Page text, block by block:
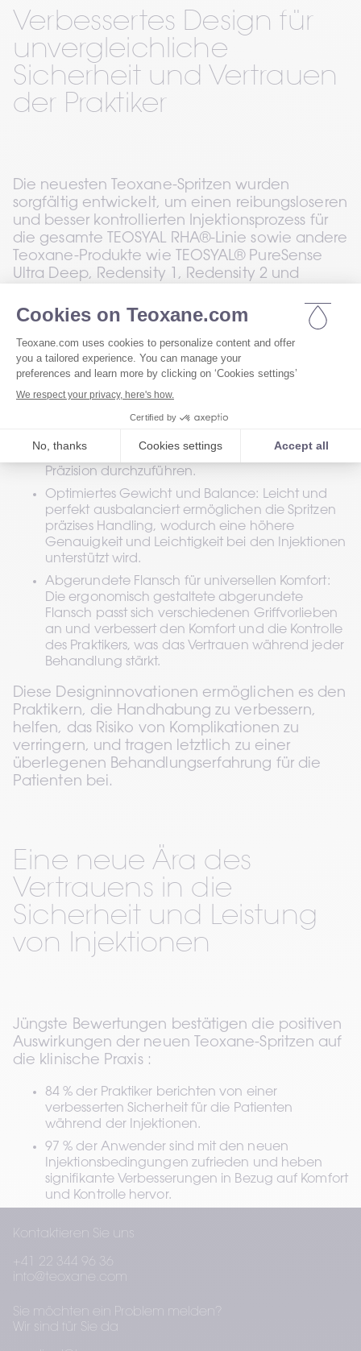
Verbessertes Design für
unvergleichliche
Sicherheit und Vertrauen
der Praktiker
Die neuesten Teoxane-Spritzen wurden
sorgfältig entwickelt, um einen reibungsloseren
und besser kontrollierten Injektionsprozess für
die gesamte TEOSYAL RHA®-Linie sowie andere
Teoxane-Produkte wie TEOSYAL® PureSense
Ultra Deep, Redensity 1, Redensity 2 und
den wichtigsten Designverbesserungen
Verfeinerter Griff und verbesserte Stabilität: Eine
erweiterte, weiche Griffoberfläche und ein
verbesserter rutschfester Griff bieten einen
Gummibefestigung, die maximalen Halt
garantiert, wird ein Abrutschen verhindert und
den Praktikern ermöglicht, Verfahren mit
Präzision durchzuführen.
Optimiertes Gewicht und Balance: Leicht und
perfekt ausbalanciert ermöglichen die Spritzen
präzises Handling, wodurch eine höhere
Genauigkeit und Leichtigkeit bei den Injektionen
unterstützt wird.
Abgerundete Flansch für universellen Komfort:
Die ergonomisch gestaltete abgerundete
Flansch passt sich verschiedenen Griffvorlieben
an und verbessert den Komfort und die Kontrolle
des Praktikers, was das Vertrauen während jeder
Behandlung stärkt.
Diese Designinnovationen ermöglichen es den
Praktikern, die Handhabung zu verbessern,
helfen, das Risiko von Komplikationen zu
verringern, und tragen letztlich zu einer
überlegenen Behandlungserfahrung für die
Patienten bei.
Eine neue Ära des
Vertrauens in die
Sicherheit und Leistung
von Injektionen
Jüngste Bewertungen bestätigen die positiven
Auswirkungen der neuen Teoxane-Spritzen auf
die klinische Praxis :
84 % der Praktiker berichten von einer
verbesserten Sicherheit für die Patienten
während der Injektionen.
97 % der Anwender sind mit den neuen
Injektionsbedingungen zufrieden und heben
signifikante Verbesserungen in Bezug auf Komfort
und Kontrolle hervor.
Diese Innovation bekräftigt unser Engagement,
unterstützen. Durch durchdachte
ergonomische Verbesserungen bieten diese
Injektionserfahrung, die sowohl den Praktikern
als auch den Patienten zugutekommt. Diese
Kontaktieren Sie uns
+41 22 344 96 36
info@teoxane.com
Sie möchten ein Problem melden?
Wir sind für Sie da